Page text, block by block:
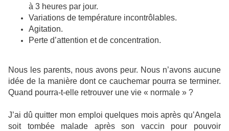
à 3 heures par jour.
Variations de température incontrôlables.
Agitation.
Perte d’attention et de concentration.
Nous les parents, nous avons peur. Nous n’avons aucune
idée de la manière dont ce cauchemar pourra se terminer.
Quand pourra-t-elle retrouver une vie « normale » ?
J’ai dû quitter mon emploi quelques mois après qu’Angela
soit tombée malade après son vaccin pour pouvoir